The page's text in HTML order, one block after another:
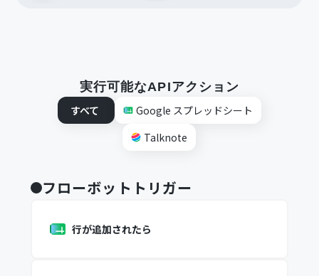
実行可能なAPIアクション
すべて
Google スプレッドシート
Talknote
フローボットトリガー
行が追加されたら